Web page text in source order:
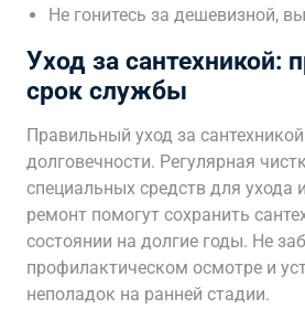
Не гонитесь за дешевизной,
Уход за сантехникой:
срок службы
Правильный уход за
долговечности. Регулярная
специальных средств для ухода
ремонт помогут сохранить
состоянии на долгие годы. Не
профилактическом осмотре и
неполадок на ранней стадии.